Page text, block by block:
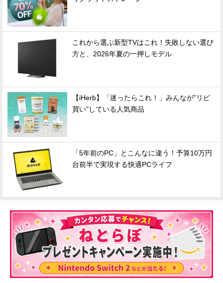
これから選ぶ新型TVはこれ！失敗しない選び
方と、2026年夏の一押しモデル
【iHerb】「迷ったらこれ！」みんなが"リピ
買い"している人気商品
「5年前のPC」とこんなに違う！予算10万円
台前半で実現する快適PCライフ